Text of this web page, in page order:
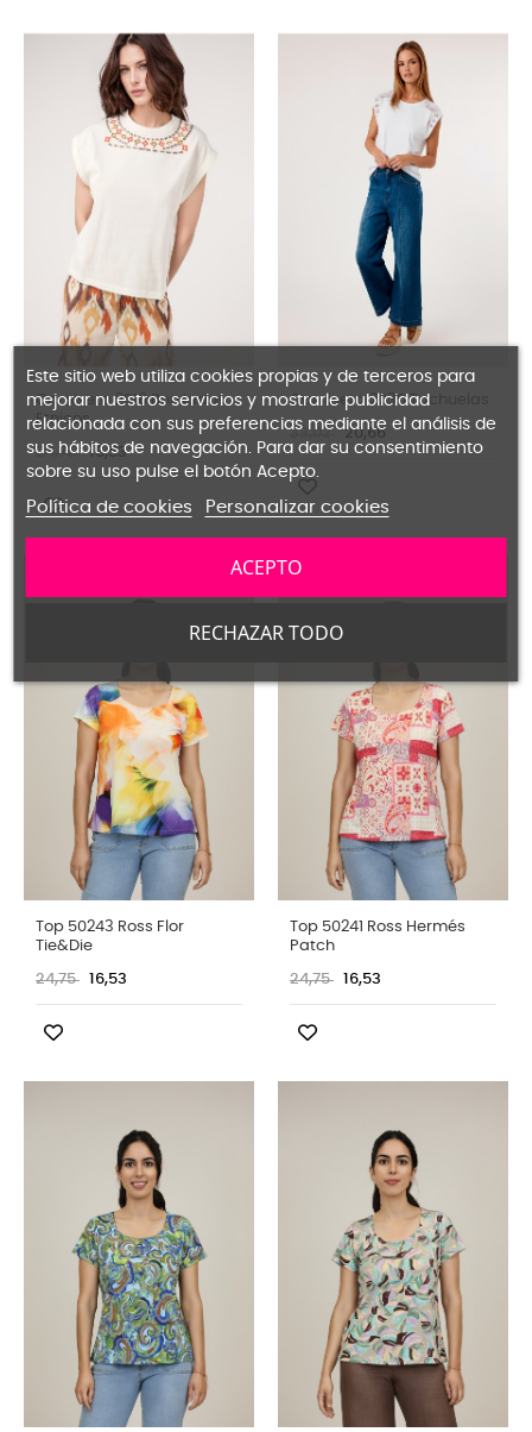
Camiseta 2016 Bordados
Etnicos
24,75 16,53
Camiseta 2030 Tachuelas
33,02 20,66
Top 50243 Ross Flor
Tie&Die
24,75 16,53
Top 50241 Ross Hermés
Patch
24,75 16,53
Este sitio web utiliza cookies propias y de terceros para
mejorar nuestros servicios y mostrarle publicidad
relacionada con sus preferencias mediante el análisis de
sus hábitos de navegación. Para dar su consentimiento
sobre su uso pulse el botón Acepto.
Política de cookies Personalizar cookies
RECHAZAR TODO
ACEPTO